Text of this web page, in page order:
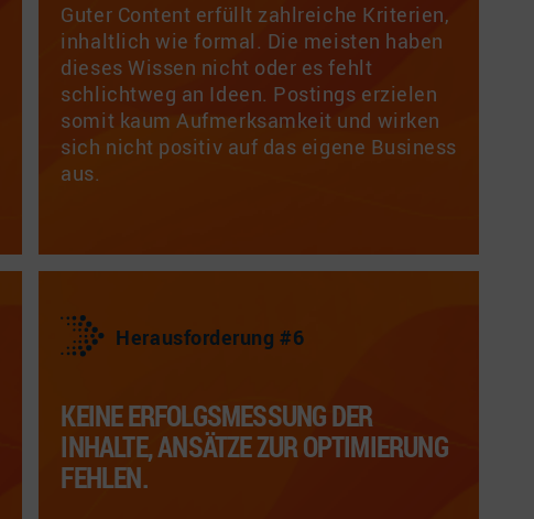
Guter Content erfüllt zahlreiche Kriterien,
inhaltlich wie formal. Die meisten haben
dieses Wissen nicht oder es fehlt
schlichtweg an Ideen. Postings erzielen
somit kaum Aufmerksamkeit und wirken
sich nicht positiv auf das eigene Business
aus.
Herausforderung #6
KEINE ERFOLGSMESSUNG DER
INHALTE, ANSÄTZE ZUR OPTIMIERUNG
FEHLEN.